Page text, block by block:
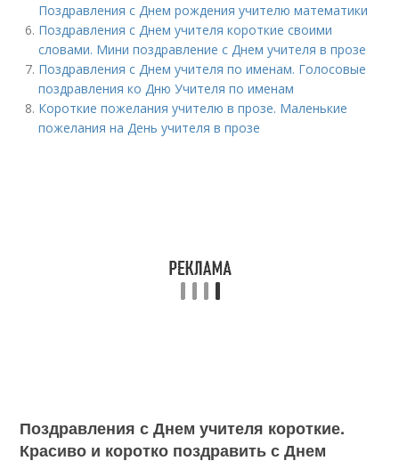
Поздравления с Днем рождения учителю математики
Поздравления с Днем учителя короткие своими
словами. Мини поздравление с Днем учителя в прозе
Поздравления с Днем учителя по именам. Голосовые
поздравления ко Дню Учителя по именам
Короткие пожелания учителю в прозе. Маленькие
пожелания на День учителя в прозе
Поздравления с Днем учителя короткие.
Красиво и коротко поздравить с Днем